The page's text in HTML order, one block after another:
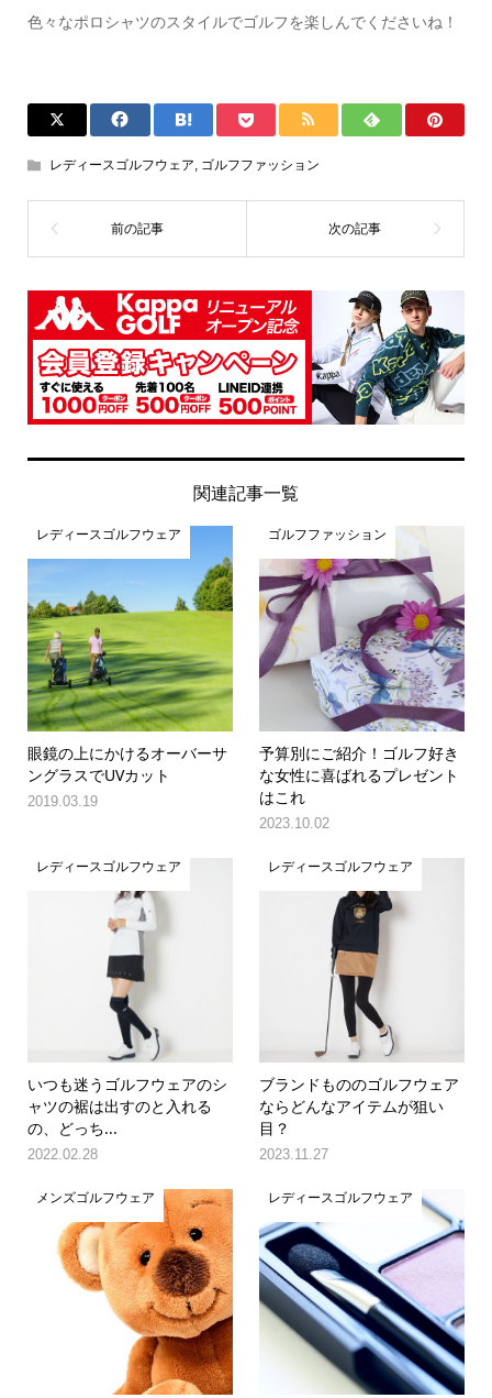
色々なポロシャツのスタイルでゴルフを楽しんでくださいね！
レディースゴルフウェア, ゴルフファッション
関連記事一覧
レディースゴルフウェア
眼鏡の上にかけるオーバーサ
ングラスでUVカット
2019.03.19
ゴルフファッション
予算別にご紹介！ゴルフ好き
な女性に喜ばれるプレゼント
はこれ
2023.10.02
レディースゴルフウェア
いつも迷うゴルフウェアのシ
ャツの裾は出すのと入れる
の、どっち...
2022.02.28
レディースゴルフウェア
ブランドもののゴルフウェア
ならどんなアイテムが狙い
目？
2023.11.27
メンズゴルフウェア レディースゴルフウェア